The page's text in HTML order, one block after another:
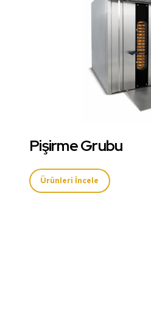
Pişirme Grubu
Ürünleri İncele